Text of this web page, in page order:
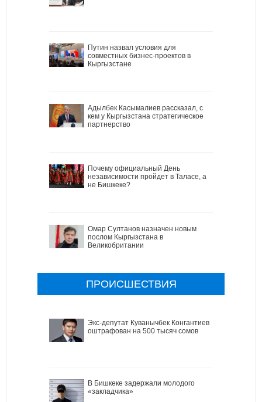
Путин назвал условия для
совместных бизнес-проектов в
Кыргызстане
Адылбек Касымалиев рассказал, с
кем у Кыргызстана стратегическое
партнерство
Почему официальный День
независимости пройдет в Таласе, а
не Бишкеке?
Омар Султанов назначен новым
послом Кыргызстана в
Великобритании
ПРОИСШЕСТВИЯ
Экс-депутат Куванычбек Конгантиев
оштрафован на 500 тысяч сомов
В Бишкеке задержали молодого
«закладчика»